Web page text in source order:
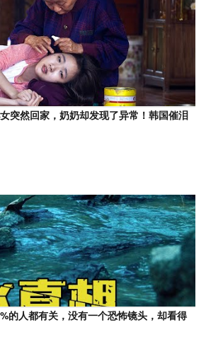
突然回家，奶奶却发现了异常！韩国催泪
的人都有关，没有一个恐怖镜头，却看得